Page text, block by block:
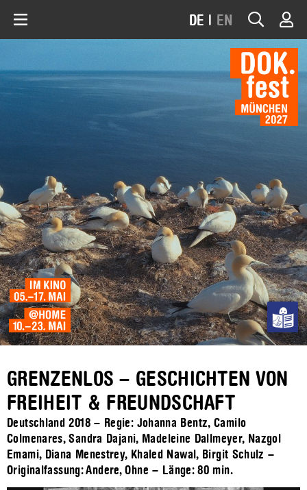
DE | EN
GRENZENLOS – GESCHICHTEN VON
FREIHEIT & FREUNDSCHAFT
Deutschland 2018 – Regie: Johanna Bentz, Camilo
Colmenares, Sandra Dajani, Madeleine Dallmeyer, Nazgol
Emami, Diana Menestrey, Khaled Nawal, Birgit Schulz –
Originalfassung: Andere, Ohne – Länge:80 min.